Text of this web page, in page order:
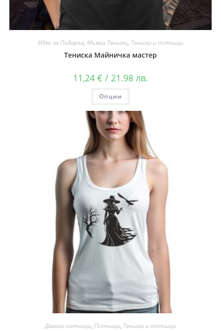
Идеи за Подарък, Мъжки Тениски, Тениски и потници
Тениска Майничка мастер
11,24 € / 21.98 лв.
Опции
Дамски потници, Потници, Тениски и потници